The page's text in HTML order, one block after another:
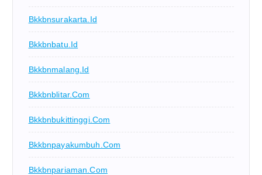
Bkkbnsurakarta.id
Bkkbnbatu.id
Bkkbnmalang.id
Bkkbnblitar.com
Bkkbnbukittinggi.com
Bkkbnpayakumbuh.com
Bkkbnpariaman.com